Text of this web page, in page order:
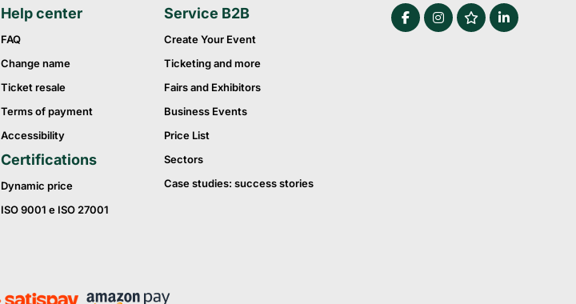
Help center
FAQ
Change name
Ticket resale
Terms of payment
Accessibility
Certifications
Dynamic price
ISO 9001 e ISO 27001
Service B2B
Create Your Event
Ticketing and more
Fairs and Exhibitors
Business Events
Price List
Sectors
Case studies: success stories